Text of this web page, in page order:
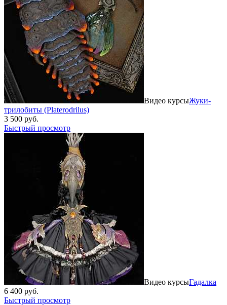
Видео курсыЖуки-
трилобиты (Platerodrilus)
3 500 руб.
Быстрый просмотр
Видео курсыГадалка
6 400 руб.
Быстрый просмотр